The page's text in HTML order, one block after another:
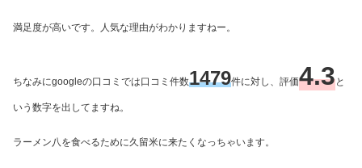
満足度が高いです。人気な理由がわかりますねー。
ちなみにgoogleの口コミでは口コミ件数1479件に対し、評価4.3と
いう数字を出してますね。
ラーメン八を食べるために久留米に来たくなっちゃいます。